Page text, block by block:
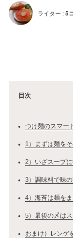
ライター :5
目次
つけ麺のスマー
1）まずは麺を
2）いざスープ
3）調味料で味
4）海苔は麺を
5）最後の〆は
おまけ）レンゲ